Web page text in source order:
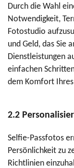
Durch die Wahl
Notwendigkeit,
Fotostudio
und Geld, das Sie
Dienstleistungen
einfachen
dem Komfort
2.2
Selfie-Passfotos
Persönlichkeit zu
Richtlinien